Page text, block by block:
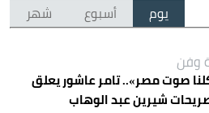
يوم أسبوع شهر
وفن
صوت مصر».. تامر عاشور يعلق
شيرين عبد الوهاب